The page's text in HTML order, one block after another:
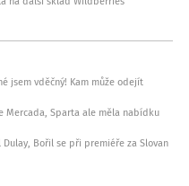
jsem vděčný! Kam může odejít
Mercada, Sparta ale měla nabídku
Bořil se při premiéře za Slovan